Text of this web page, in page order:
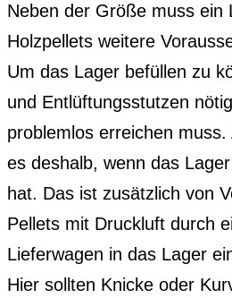
Neben der Größe muss ein
Holzpellets weitere
Um das Lager befüllen zu
und Entlüftungsstutzen
problemlos erreichen
es deshalb, wenn das
hat. Das ist zusätzlich von
Pellets mit Druckluft durch
Lieferwagen in das Lager
Hier sollten Knicke oder